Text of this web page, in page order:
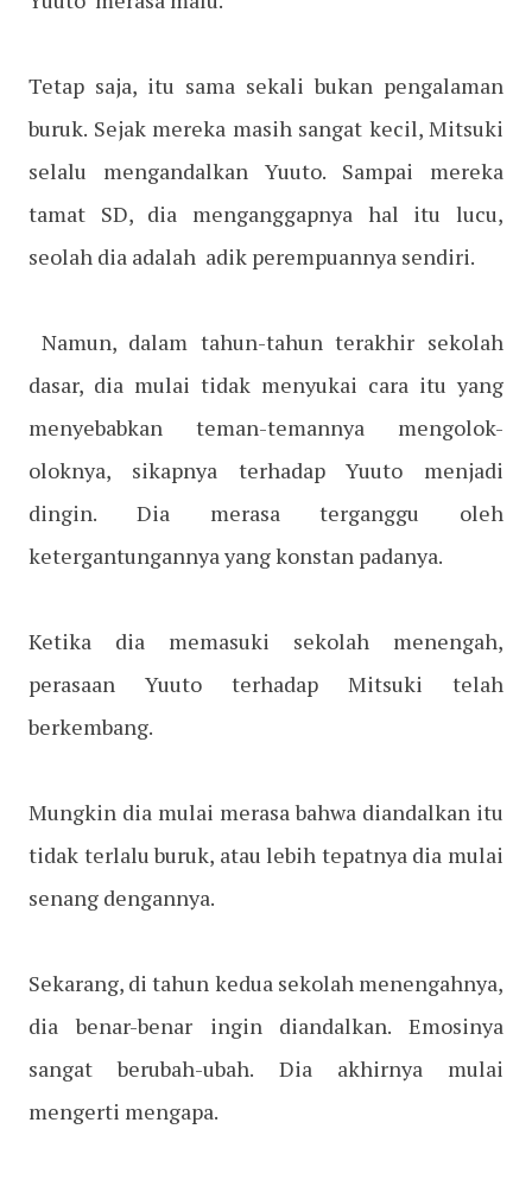
Tetap saja, itu sama sekali bukan pengalaman
buruk. Sejak mereka masih sangat kecil, Mitsuki
selalu mengandalkan Yuuto. Sampai mereka
tamat SD, dia menganggapnya hal itu lucu,
seolah dia adalah adik perempuannya sendiri.
Namun, dalam tahun-tahun terakhir sekolah
dasar, dia mulai tidak menyukai cara itu yang
menyebabkan teman-temannya mengolok-
oloknya, sikapnya terhadap Yuuto menjadi
dingin. Dia merasa terganggu oleh
ketergantungannya yang konstan padanya.
Ketika dia memasuki sekolah menengah,
perasaan Yuuto terhadap Mitsuki telah
berkembang.
Mungkin dia mulai merasa bahwa diandalkan itu
tidak terlalu buruk, atau lebih tepatnya dia mulai
senang dengannya.
Sekarang, di tahun kedua sekolah menengahnya,
dia benar-benar ingin diandalkan. Emosinya
sangat berubah-ubah. Dia akhirnya mulai
mengerti mengapa.